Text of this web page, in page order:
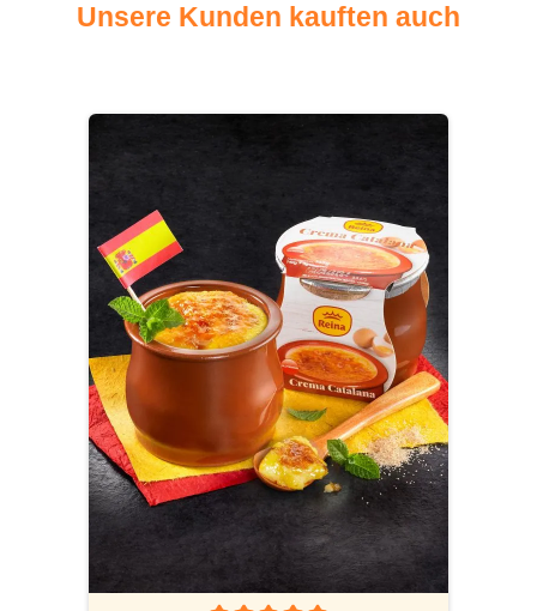
Unsere Kunden kauften auch
Produktgalerie überspringen